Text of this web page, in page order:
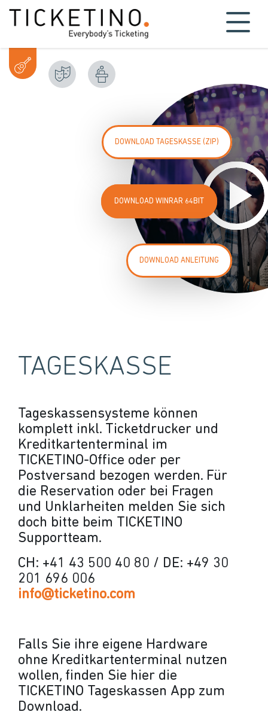
TAGESKASSE
Tageskassensysteme können
komplett inkl. Ticketdrucker und
Kreditkartenterminal im
TICKETINO-Office oder per
Postversand bezogen werden. Für
die Reservation oder bei Fragen
und Unklarheiten melden Sie sich
doch bitte beim TICKETINO
Supportteam.
CH: +41 43 500 40 80 / DE: +49 30
201 696 006
info@ticketino.com
Falls Sie ihre eigene Hardware
ohne Kreditkartenterminal nutzen
wollen, finden Sie hier die
TICKETINO Tageskassen App zum
Download.
DOWNLOAD TAGESKASSE (ZIP)
DOWNLOAD WINRAR 64BIT
DOWNLOAD ANLEITUNG